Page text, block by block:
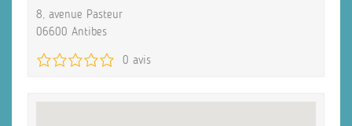
8, avenue Pasteur
06600 Antibes
0 avis